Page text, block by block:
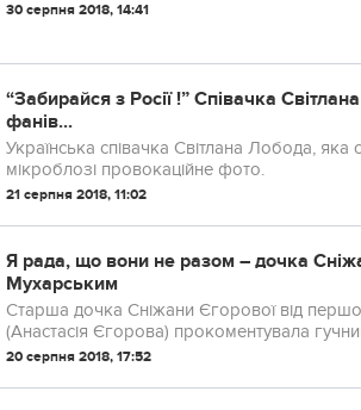
30 серпня 2018, 14:41
“Забирайся з Росії !” Співачка
фанів...
Українська співачка Світлана Лобода, яка
мікроблозі провокаційне фото.
21 серпня 2018, 11:02
Я рада, що вони не разом – дочка
Мухарським
Старша дочка Сніжани Єгорової від
(Анастасія Єгорова) прокоментувала
Мухарським.
20 серпня 2018, 17:52